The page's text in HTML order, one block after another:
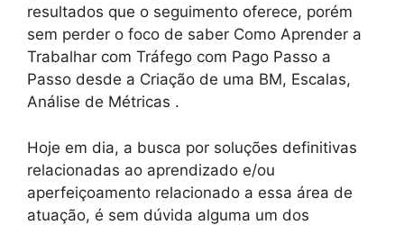
resultados que o seguimento oferece, porém
sem perder o foco de saber Como Aprender a
Trabalhar com Tráfego com Pago Passo a
Passo desde a Criação de uma BM, Escalas,
Análise de Métricas .
Hoje em dia, a busca por soluções definitivas
relacionadas ao aprendizado e/ou
aperfeiçoamento relacionado a essa área de
atuação, é sem dúvida alguma um dos